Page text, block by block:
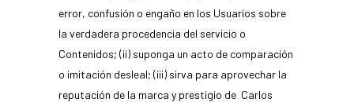
error, confusión o engaño en los Usuarios sobre
la verdadera procedencia del servicio o
Contenidos; (ii) suponga un acto de comparación
o imitación desleal; (iii) sirva para aprovechar la
reputación de la marca y prestigio de Carlos